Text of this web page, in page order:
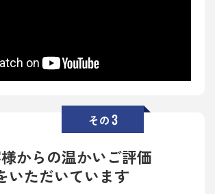
その3
からの温かいご評価
いただいています